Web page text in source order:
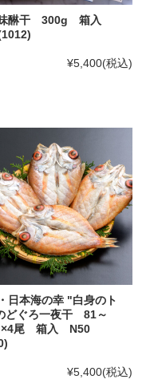
醂干 300g 箱入
¥5,400(税込)
日本海の幸 "白身のト
どぐろ一夜干 81～
尾 箱入 N50
¥5,400(税込)